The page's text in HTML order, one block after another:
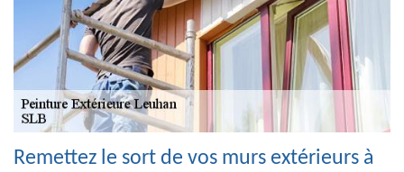
Remettez le sort de vos murs extérieurs à